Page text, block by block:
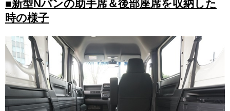
■新型Nバンの助手席＆後部座席を収納した
時の様子